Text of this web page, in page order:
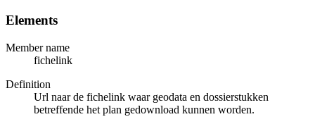
Elements
Member name
fichelink
Definition
Url naar de fichelink waar geodata en dossierstukken
betreffende het plan gedownload kunnen worden.